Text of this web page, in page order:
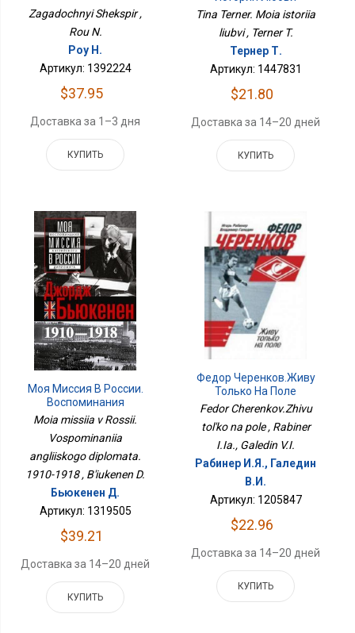
Zagadochnyi Shekspir ,
Rou N.
Роу Н.
Артикул: 1392224
$37.95
Доставка за 1–3 дня
КУПИТЬ
Tina Terner. Moia istoriia
liubvi , Terner T.
Тернер Т.
Артикул: 1447831
$21.80
Доставка за 14–20 дней
КУПИТЬ
Моя Миссия В России.
Воспоминания
Английского
Moia missiia v Rossii.
Vospominaniia
angliiskogo diplomata.
1910-1918 , B'iukenen D.
Бьюкенен Д.
Артикул: 1319505
$39.21
Доставка за 14–20 дней
КУПИТЬ
Федор Черенков.Живу
Только На Поле
Fedor Cherenkov.Zhivu
tol'ko na pole , Rabiner
I.Ia., Galedin V.I.
Рабинер И.Я., Галедин
В.И.
Артикул: 1205847
$22.96
Доставка за 14–20 дней
КУПИТЬ